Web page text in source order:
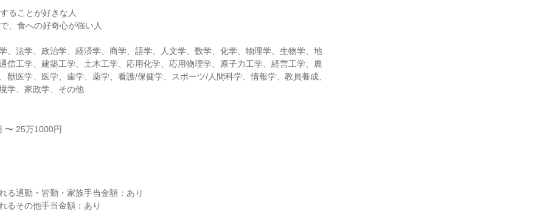
ることが好きな人
、食への好奇心が強い人
、法学、政治学、経済学、商学、語学、人文学、数学、化学、物理学、生物学、地
信工学、建築工学、土木工学、応用化学、応用物理学、原子力工学、経営工学、農
獣医学、医学、歯学、薬学、看護/保健学、スポーツ/人間科学、情報学、教員養成、
学、家政学、その他
〜 25万1000円
る通勤・皆勤・家族手当金額：あり
るその他手当金額：あり